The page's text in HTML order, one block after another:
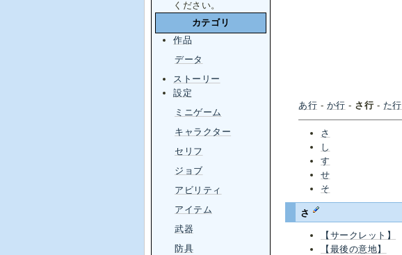
あ行 - か行 - さ行 - た行
さ
し
す
せ
そ
さ
【サークレット】
【最後の意地】
ください。
カテゴリ
作品
データ
ストーリー
設定
ミニゲーム
キャラクター
セリフ
ジョブ
アビリティ
アイテム
武器
防具